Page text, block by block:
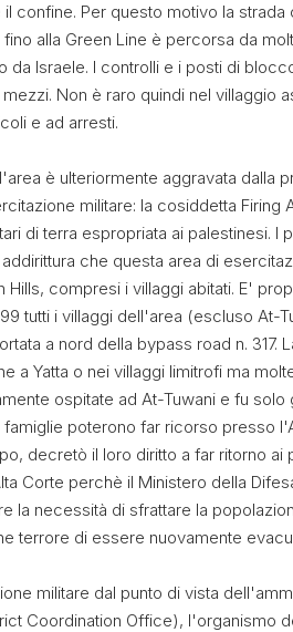
confine. Per questo motivo la strada
alla Green Line è percorsa da
da Israele. I controlli e i posti di
Non è raro quindi nel villaggio
e ad arresti.
è ulteriormente aggravata dalla
militare: la cosiddetta Firing
di terra espropriata ai palestinesi. I
che questa area di
Hills, compresi i villaggi abitati. E'
tutti i villaggi dell'area (escluso At-
a nord della bypass road n. 317.
a Yatta o nei villaggi limitrofi ma
ospitate ad At-Tuwani e fu
poterono far ricorso presso
decretò il loro diritto a far ritorno ai
Corte perchè il Ministero della
la necessità di sfrattare la
terrore di essere nuovamente
militare dal punto di vista
Coordination Office), l'organismo